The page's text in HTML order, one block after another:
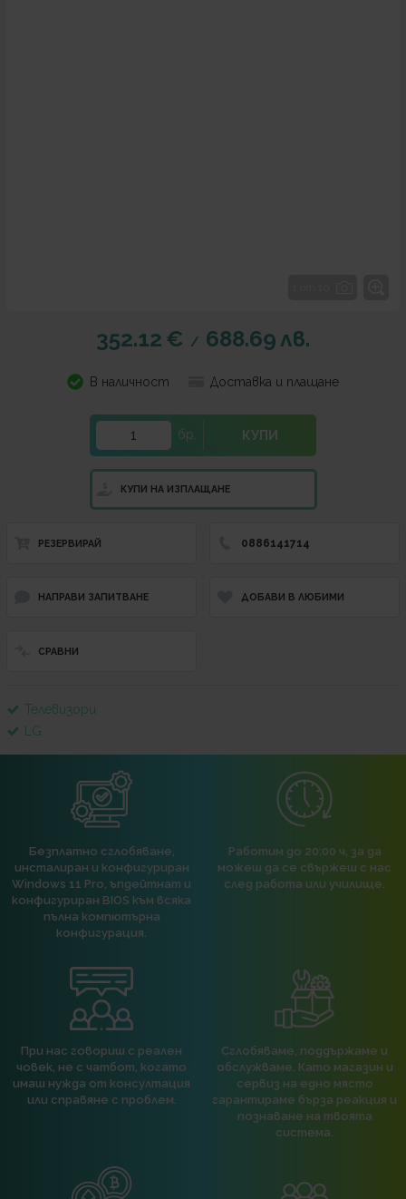
352.12 € / 688.69лв.
В наличност Доставка и плащане
бр. КУПИ
КУПИ НА ИЗПЛАЩАНЕ
РЕЗЕРВИРАЙ 0886141714
НАПРАВИ ЗАПИТВАНЕ ДОБАВИ В ЛЮБИМИ
СРАВНИ
Телевизори
LG
Безплатно сглобяване,
инсталиран и конфигуриран
Windows 11 Pro, ъпдейтнат и
конфигуриран BIOS към всяка
пълна компютърна
конфигурация.
Работим до 20:00 ч, за да
можеш да се свържеш с нас
след работа или училище.
При нас говориш с реален
човек, не с чатбот, когато
имаш нужда от консултация
или справяне с проблем.
Сглобяваме, поддържаме и
обслужваме. Като магазин и
сервиз на едно място
гарантираме бърза реакция и
познаване на твоята
система.